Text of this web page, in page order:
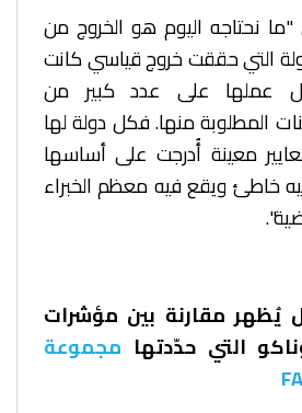
"ما نحتاجه اليوم هو الخروج من
التي حققت خروج قياسي كانت
عملها على عدد كبير من
المطلوبة منها. فكل دولة لها
معينة أُدرجت على أساسها
خاطئ ويقع فيه معظم الخبراء
يُظهر مقارنة بين مؤشرات
التي حدّدتها مجموعة